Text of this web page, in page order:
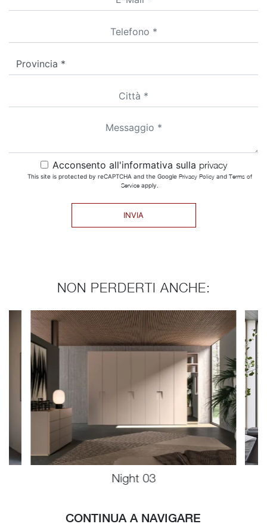
Acconsento all'informativa sulla privacy
This site is protected by reCAPTCHA and the Google Privacy Policyand Terms of
Serviceapply.
INVIA
NON PERDERTI ANCHE:
Night 03
CONTINUA A NAVIGARE